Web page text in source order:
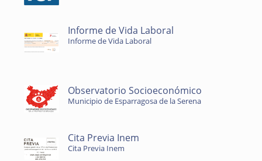
Informe de Vida Laboral
Informe de Vida Laboral
Observatorio Socioeconómico
Municipio de Esparragosa de la Serena
Cita Previa Inem
Cita Previa Inem